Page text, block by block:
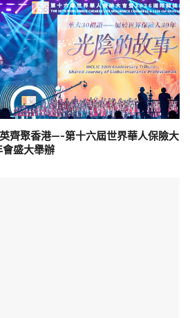
齊聚香港—-第十六屆世界華人保險大
盛大舉辦